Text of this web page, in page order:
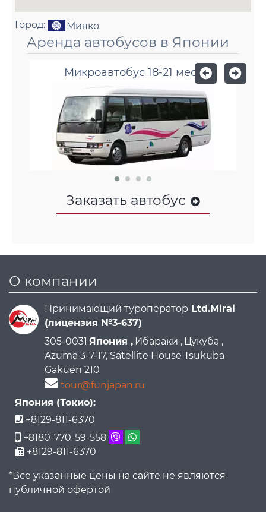
Город: Мияко
Аренда автобусов в Японии
Микроавтобус 18-21 мест
Заказать автобус
О компании
Принимающий туроператор Ltd.Mirai
(лицензия №3-637)
305-0031 Япония , Ибараки , Цукуба ,
Azuma 3-7-17, Satellite House Tsukuba
Gakuen 210
tour@funjapan.ru
Япония (Токио):
+8129-811-6370
+8180-770-59-558
+8129-811-6370
*Все указанные цены на сайте не являются
публичной офертой